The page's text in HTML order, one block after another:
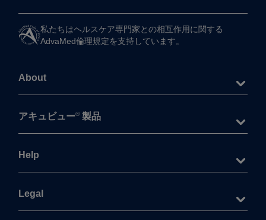
私たちは​ヘルスケア専門家との​相互作用に​関する​
AdvaMed倫理規定を​支持しています。
About
アキュビュー® 製品
Help
Legal